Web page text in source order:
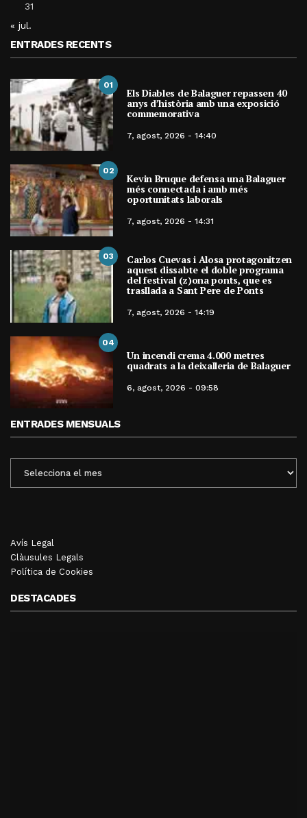
31
« jul.
ENTRADES RECENTS
01
Els Diables de Balaguer repassen 40
anys d’història amb una exposició
commemorativa
7, agost, 2026 - 14:40
02
Kevin Bruque defensa una Balaguer
més connectada i amb més
oportunitats laborals
7, agost, 2026 - 14:31
03 Carlos Cuevas i Alosa protagonitzen
aquest dissabte el doble programa
del festival (z)ona ponts, que es
trasllada a Sant Pere de Ponts
7, agost, 2026 - 14:19
04
Un incendi crema 4.000 metres
quadrats a la deixalleria de Balaguer
6, agost, 2026 - 09:58
ENTRADES MENSUALS
MENSUALS
Avís Legal
Clàusules Legals
Política de Cookies
DESTACADES